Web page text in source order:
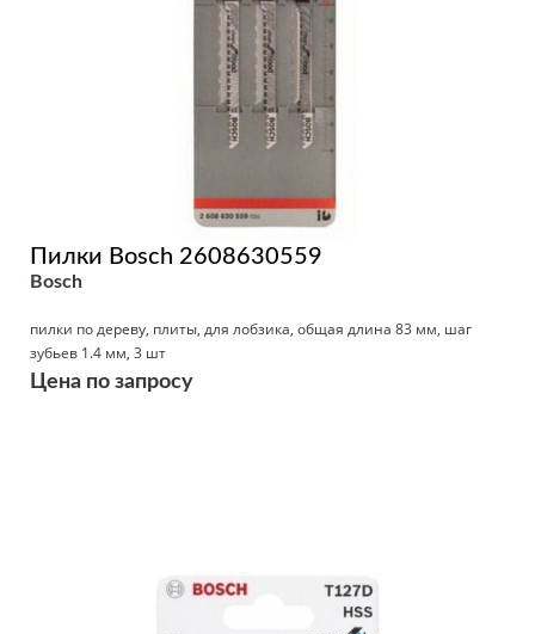
Пилки Bosch 2608630559
Bosch
пилки по дереву, плиты, для лобзика, общая длина 83 мм, шаг
зубьев 1.4 мм, 3 шт
Цена по запросу